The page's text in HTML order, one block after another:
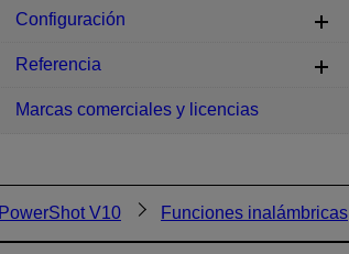
Configuración
Referencia
Marcas comerciales y licencias
PowerShot V10 Funciones inalámbricas